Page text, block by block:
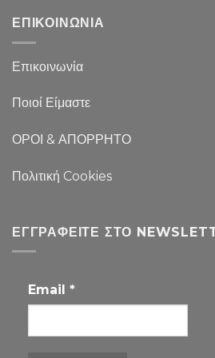
ΕΠΙΚΟΙΝΩΝΙΑ
Επικοινωνία
Ποιοί Είμαστε
ΟΡΟΙ & ΑΠΟΡΡΗΤΟ
Πολιτική Cookies
ΕΓΓΡΑΦΕΊΤΕ ΣΤΟ
Email *